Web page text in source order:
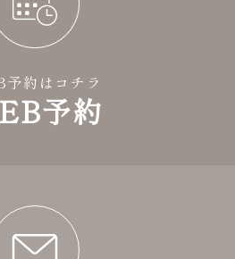
約はコチラ
予約